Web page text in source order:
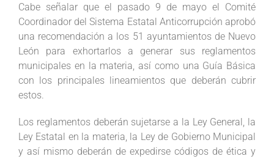
Cabe señalar que el pasado 9 de mayo el Comité
Coordinador del Sistema Estatal Anticorrupción aprobó
una recomendación a los 51 ayuntamientos de Nuevo
León para exhortarlos a generar sus reglamentos
municipales en la materia, así como una Guía Básica
con los principales lineamientos que deberán cubrir
estos.
Los reglamentos deberán sujetarse a la Ley General, la
Ley Estatal en la materia, la Ley de Gobierno Municipal
y así mismo deberán de expedirse códigos de ética y